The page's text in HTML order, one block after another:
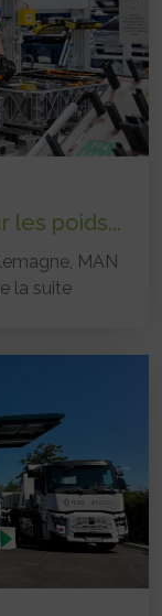
les poids...
MAN
la suite